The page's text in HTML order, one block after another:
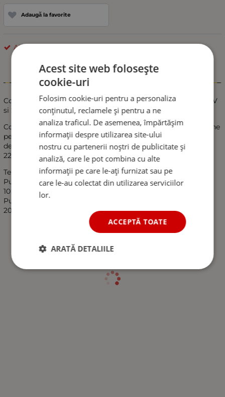
Adaugă la favorite
ALȚII
Informații
Compresor metalic pentru anvelope auto cu doua functii 12V
si 220-230V
Compresorul metalic pentru anvelope auto cu două funcții ne
permite să folosim compresorul atât în ​​mașină, cât și acasă
deoarece are capacitatea de a funcționa atât la 12V, cât și la
220-230V.
Tensiune: 12V / 220-230 V
Putere: 10A
10 BAR / 200 PSI
Putere: 98 W
20 L/MIN
Acest site web folosește
cookie-uri
Folosim cookie-uri pentru a personaliza
conținutul, reclamele și pentru a ne
analiza traficul. De asemenea, împărtășim
informații despre utilizarea site-ului
nostru cu partenerii noștri de publicitate și
analiză, care le pot combina cu alte
informații pe care le-ați furnizat sau pe
care le-au colectat din utilizarea serviciilor
lor.
ACCEPTĂ TOATE
ARATĂ DETALIILE